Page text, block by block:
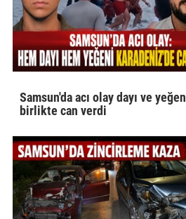
Samsun'da acı olay dayı ve yeğen
birlikte can verdi